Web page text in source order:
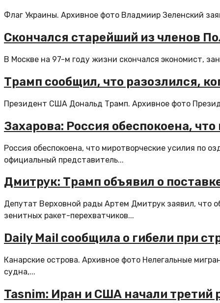
Флаг Украины. Архивное фото Владмиир Зеленский
Скончался старейший из членов
В Москве на 97-м году жизни скончался экономист,
Трамп сообщил, что разозлился,
Президент США Дональд Трамп. Архивное фото
Захарова: Россия обеспокоена,
Россия обеспокоена, что миротворческие усилия по
официальный представитель...
Дмитрук: Трамп объявил о
Депутат Верховной рады Артем Дмитрук заявил, что
зенитных ракет-перехватчиков...
Daily Mail сообщила о гибели при
Канарские острова. Архивное фото Нелегальные
судна,...
Tasnim: Иран и США начали третий